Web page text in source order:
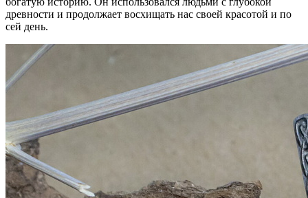
древности и продолжает восхищать нас своей красотой и по
сей день.